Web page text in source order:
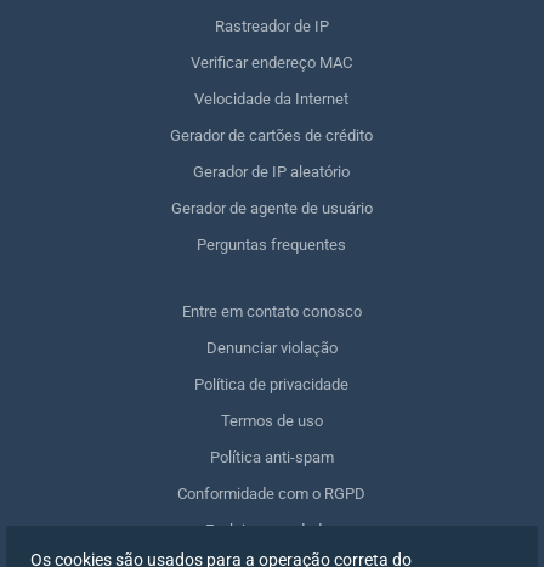
Rastreador de IP
Verificar endereço MAC
Velocidade da Internet
Gerador de cartões de crédito
Gerador de IP aleatório
Gerador de agente de usuário
Perguntas frequentes
Entre em contato conosco
Denunciar violação
Política de privacidade
Termos de uso
Política anti-spam
Conformidade com o RGPD
Excluir meus dados
Os cookies são usados para a operação correta do